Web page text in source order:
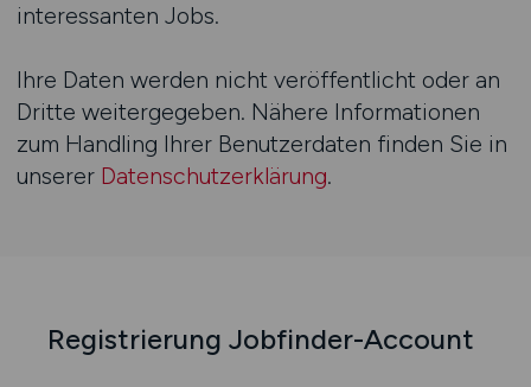
interessanten Jobs.
Ihre Daten werden nicht veröffentlicht oder an
Dritte weitergegeben. Nähere Informationen
zum Handling Ihrer Benutzerdaten finden Sie in
unserer Datenschutzerklärung.
Registrierung Jobfinder-Account